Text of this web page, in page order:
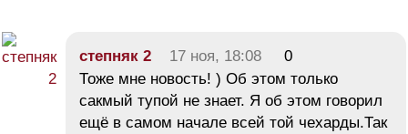
степняк 2 17 ноя, 18:08
0
Тоже мне новость! ) Об этом только
сакмый тупой не знает. Я об этом говорил
ещё в самом начале всей той чехарды.Так